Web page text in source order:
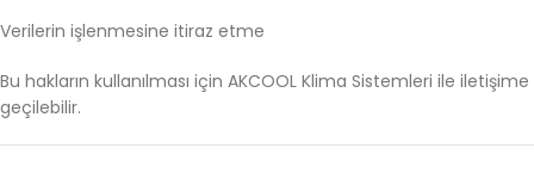
Verilerin işlenmesine itiraz etme
Bu hakların kullanılması için AKCOOL Klima Sistemleri ile iletişime
geçilebilir.